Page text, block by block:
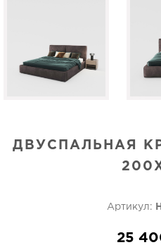
ДВУСПАЛЬНАЯ
Артикул:
25